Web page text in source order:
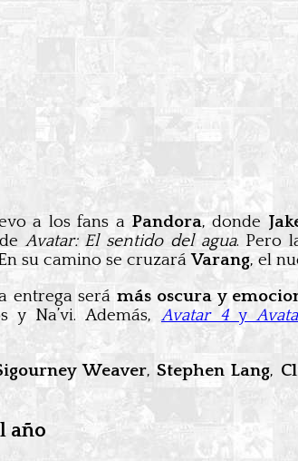
a los fans a Pandora, donde
deAvatar: El sentido del agua. Pero
su camino se cruzaráVarang, el
entrega será más oscura y
y Na’vi. Además,Avatar 4y
Weaver,Stephen Lang,
año